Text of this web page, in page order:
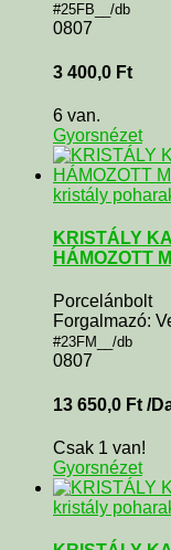
#25FB__/db
0807
3 400,0 Ft
6 van.
Gyorsnézet
kristály
KRISTÁLY
HÁMOZOTT
Porcelánbolt
Forgalmazó:
#23FM__/db
0807
13 650,0 Ft /
Csak 1 van!
Gyorsnézet
kristály